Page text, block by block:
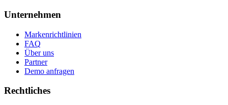
Unternehmen
Markenrichtlinien
FAQ
Über uns
Partner
Demo anfragen
Rechtliches